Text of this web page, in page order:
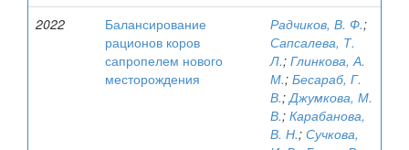
2022
Балансирование
рационов коров
сапропелем нового
месторождения
Радчиков, В. Ф.;
Сапсалева, Т.
Л.; Глинкова, А.
М.; Бесараб, Г.
В.;Джумкова, М.
В.; Карабанова,
В. Н.; Сучкова,